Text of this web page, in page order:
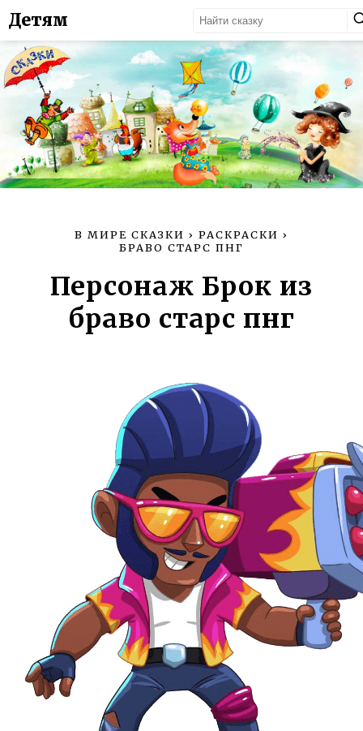
Детям
В МИРЕ СКАЗКИ › РАСКРАСКИ ›
БРАВО СТАРС ПНГ
Персонаж Брок из
браво старс пнг